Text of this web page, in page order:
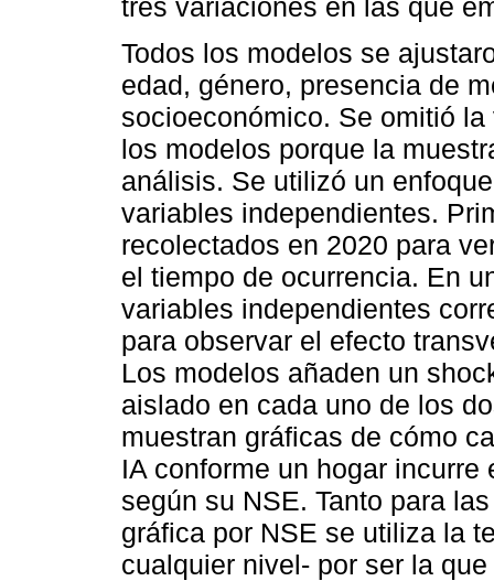
Todos los modelos se
edad, género, presencia de
socioeconómico. Se omitió
los modelos porque la
análisis. Se utilizó un
variables independientes.
recolectados en 2020 para
el tiempo de ocurrencia. En
variables independientes
para observar el efecto
Los modelos añaden un
aislado en cada uno de los
muestran gráficas de cómo
IA conforme un hogar
según su NSE. Tanto para
gráfica por NSE se utiliza la
cualquier nivel- por ser la